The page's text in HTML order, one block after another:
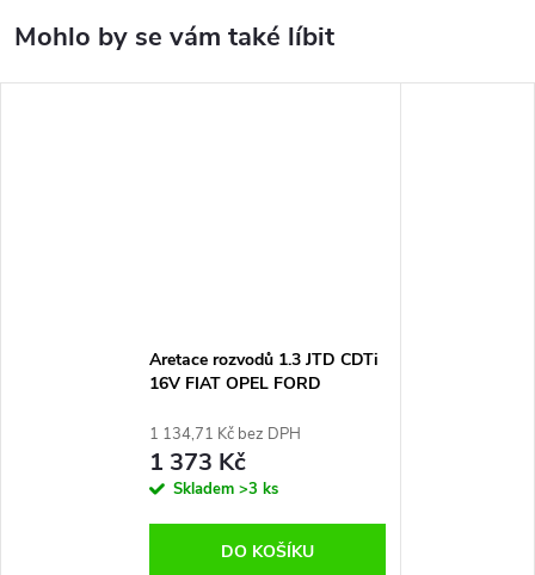
Aretace rozvodů 1.3 JTD CDTi
16V FIAT OPEL FORD
Common Rail
1 134,71 Kč bez DPH
1 373 Kč
Skladem >3 ks
DO KOŠÍKU